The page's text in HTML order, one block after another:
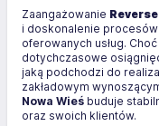
Zaangażowanie
i doskonalenie
oferowanych usług.
dotychczasowe
jaką podchodzi do
zakładowym
Nowa Wieś buduje
oraz swoich klientów.